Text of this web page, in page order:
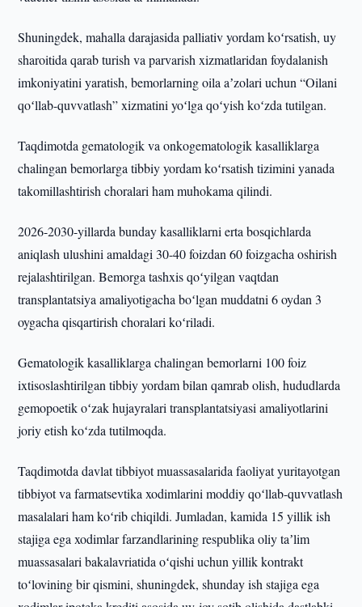
Shuningdek, mahalla darajasida palliativ yordam koʻrsatish, uy
sharoitida qarab turish va parvarish xizmatlaridan foydalanish
imkoniyatini yaratish, bemorlarning oila aʼzolari uchun “Oilani
qoʻllab-quvvatlash” xizmatini yoʻlga qoʻyish koʻzda tutilgan.
Taqdimotda gematologik va onkogematologik kasalliklarga
chalingan bemorlarga tibbiy yordam koʻrsatish tizimini yanada
takomillashtirish choralari ham muhokama qilindi.
2026-2030-yillarda bunday kasalliklarni erta bosqichlarda
aniqlash ulushini amaldagi 30-40 foizdan 60 foizgacha oshirish
rejalashtirilgan. Bemorga tashxis qoʻyilgan vaqtdan
transplantatsiya amaliyotigacha boʻlgan muddatni 6 oydan 3
oygacha qisqartirish choralari koʻriladi.
Gematologik kasalliklarga chalingan bemorlarni 100 foiz
ixtisoslashtirilgan tibbiy yordam bilan qamrab olish, hududlarda
gemopoetik oʻzak hujayralari transplantatsiyasi amaliyotlarini
joriy etish koʻzda tutilmoqda.
Taqdimotda davlat tibbiyot muassasalarida faoliyat yuritayotgan
tibbiyot va farmatsevtika xodimlarini moddiy qoʻllab-quvvatlash
masalalari ham koʻrib chiqildi. Jumladan, kamida 15 yillik ish
stajiga ega xodimlar farzandlarining respublika oliy taʼlim
muassasalari bakalavriatida oʻqishi uchun yillik kontrakt
toʻlovining bir qismini, shuningdek, shunday ish stajiga ega